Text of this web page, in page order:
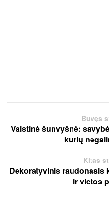
Buvęs
Vaistinė šunvyšnė:
kurių
Kitas
Dekoratyvinis raudonasis
ir vietos